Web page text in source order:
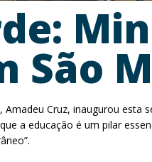
São
Amadeu Cruz, inaugurou
a educação é um pilar